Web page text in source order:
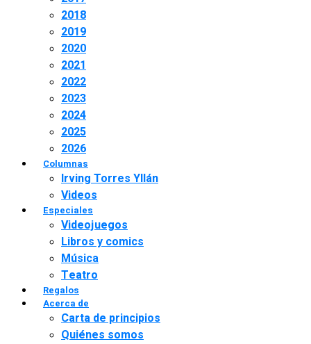
2018
2019
2020
2021
2022
2023
2024
2025
2026
Columnas
Irving Torres Yllán
Videos
Especiales
Videojuegos
Libros y comics
Música
Teatro
Regalos
Acerca de
Carta de principios
Quiénes somos